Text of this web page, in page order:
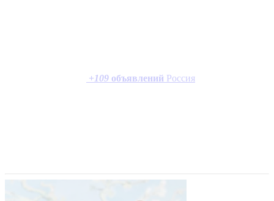
+109 объявлений Россия